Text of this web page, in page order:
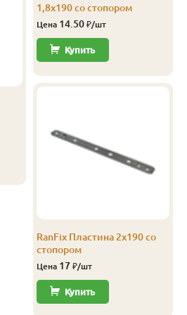
1,8х190 со стопором
Цена 14.50 ₽/шт
Купить
RanFix Пластина 2х190 со
стопором
Цена 17 ₽/шт
Купить